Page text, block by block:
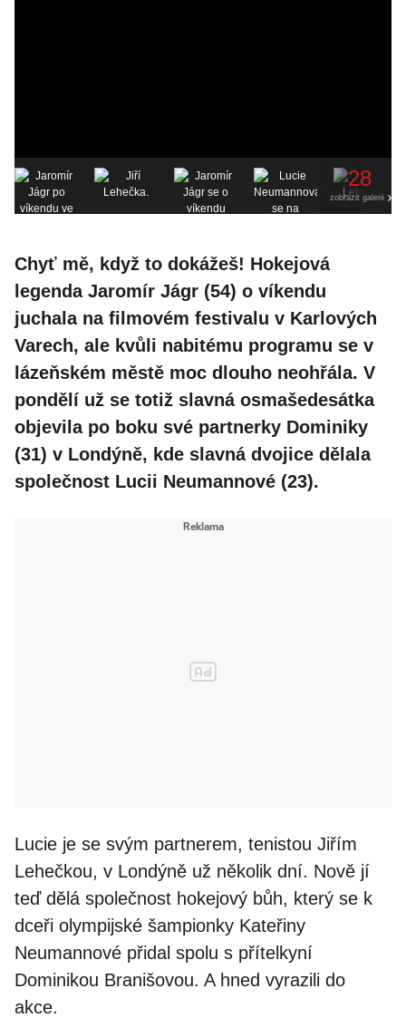
28
zobrazit galerii
Chyť mě, když to dokážeš! Hokejová
legenda Jaromír Jágr (54) o víkendu
juchala na filmovém festivalu v Karlových
Varech, ale kvůli nabitému programu se v
lázeňském městě moc dlouho neohřála. V
pondělí už se totiž slavná osmašedesátka
objevila po boku své partnerky Dominiky
(31) v Londýně, kde slavná dvojice dělala
společnost Lucii Neumannové (23).
Lucie je se svým partnerem, tenistou Jiřím
Lehečkou, v Londýně už několik dní. Nově jí
teď dělá společnost hokejový bůh, který se k
dceři olympijské šampionky Kateřiny
Neumannové přidal spolu s přítelkyní
Dominikou Branišovou. A hned vyrazili do
akce.